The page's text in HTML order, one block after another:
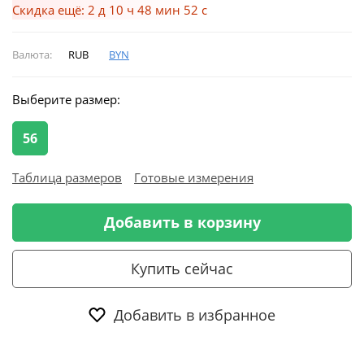
Скидка ещё: 2 д 10 ч 48 мин 51 с
Валюта: RUB BYN
Выберите размер:
56
Таблица размеров Готовые измерения
Добавить в корзину
Купить сейчас
Добавить в избранное